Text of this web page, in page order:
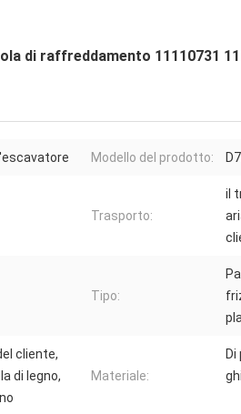
di raffreddamento 11110731
Modello del prodotto:
Trasporto:
il
Tipo:
cliente,
di legno,
Materiale: